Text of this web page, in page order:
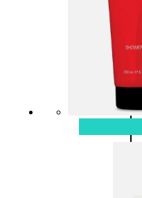
Esaurito